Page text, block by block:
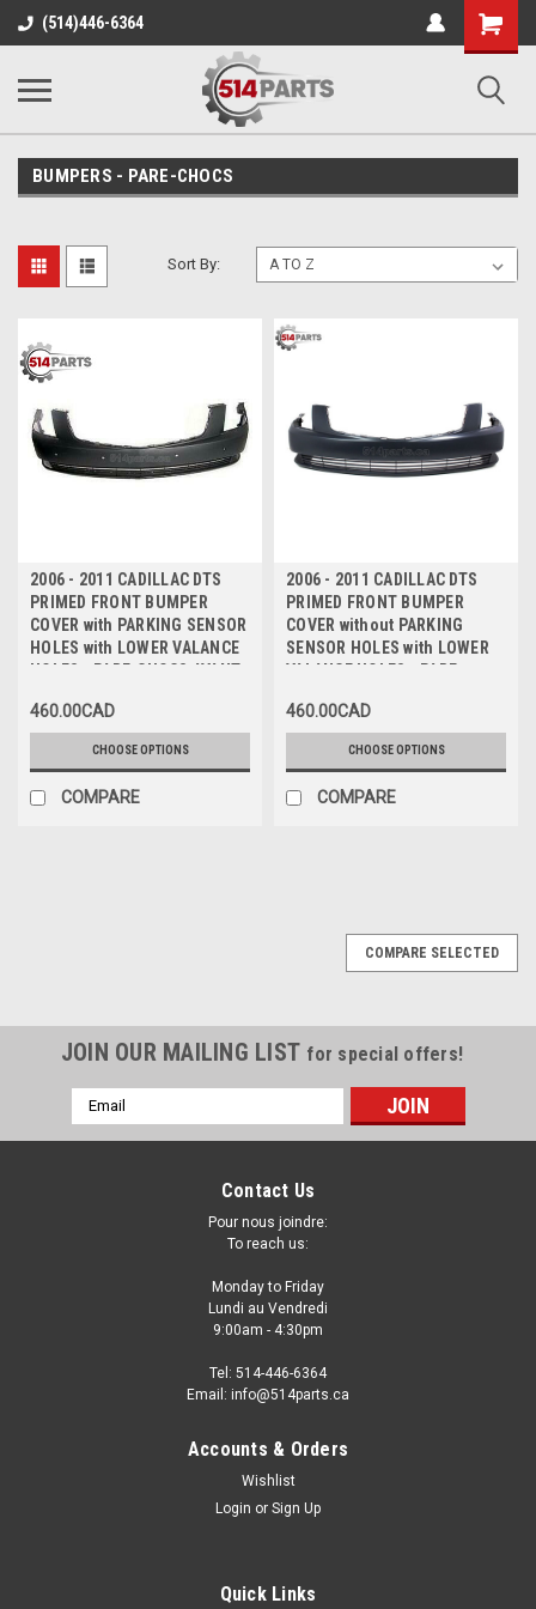
(514)446-6364
Shopping
Cart
BUMPERS - PARE-CHOCS
Sort By:
2006 - 2011 CADILLAC DTS
PRIMED FRONT BUMPER
COVER with PARKING SENSOR
HOLES with LOWER VALANCE
HOLES - PARE-CHOCS AVANT
CAPTEURS avec TROUS pour
VALANCE DU PARE-CHOCS
460.00CAD
CHOOSE OPTIONS
COMPARE
2006 - 2011 CADILLAC DTS
PRIMED FRONT BUMPER
COVER without PARKING
SENSOR HOLES with LOWER
VALANCE HOLES - PARE-
TROUS de CAPTEURS avec
TROUS pour VALANCE DU
460.00CAD
CHOOSE OPTIONS
COMPARE
2006 - 2011 CADILLAC DTS PRIMED FRONT
BUMPER COVER with PARKING SENSOR HOLES
with LOWER VALANCE HOLES - PARE-CHOCS
TROUS pour VALANCE DU PARE-CHOCS
COMPARE SELECTED
JOIN OUR MAILING LIST for special offers!
Email
Address
Contact Us
Pour nous joindre:
To reach us:
Monday to Friday
Lundi au Vendredi
9:00am - 4:30pm
Tel: 514-446-6364
Email: info@514parts.ca
Accounts & Orders
Wishlist
Login or Sign Up
Quick Links